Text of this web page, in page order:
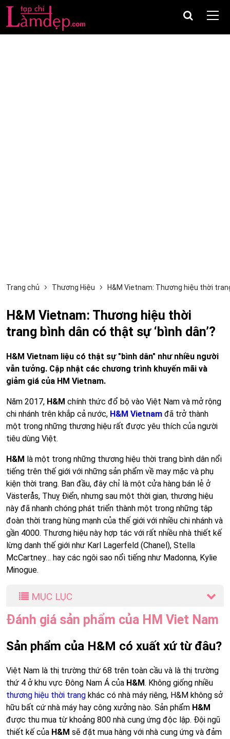
Trang chủ Thương Hiệu H&M Vietnam: Thương hiệu thời
H&M Vietnam: Thương hiệu thời
trang bình dân có thật sự ‘bình dân’?
H&M Vietnam liệu có thật sự "bình dân" như nhiều người
vẫn tưởng. Cập nhật các chương trình khuyến mãi và
giảm giá của HM Vietnam.
Năm 2017, H&M chính thức đổ bộ vào Việt Nam và mở rộng
chi nhánh trên khắp cả nước, H&M Vietnam đã trở thành
một trong những thương hiệu rất được yêu thích của người
tiêu dùng Việt.
H&M là một trong những thương hiệu thời trang bình dân nổi
tiếng trên thế giới với những sản phẩm về may mặc và phụ
kiện thời trang. Ban đầu, đây chỉ là một cửa hàng bán lẻ ở
Västerås, Thuỵ Điển, nhưng sau một thời gian, thương hiệu
này đã nhanh chóng phát triển thành một trong những tập
đoàn thời trang hùng mạnh của thế giới với nhiều chi nhánh và
gần 4000. Thương hiệu này hợp tác với rất nhiều nhà thiết kế
lừng danh thế giới như Karl Lagerfeld (Chanel), Stella
McCartney… hay các ngôi sao nổi tiếng như Madonna, Kylie
Minogue.
MỤC LỤC
Đánh giá sản phẩm của HM Viet Nam
Sản phẩm của H&M có xuất xứ từ đâu?
Việt Nam là thị trường thứ 68 trên toàn cầu và là thị trường
thứ 4 ở khu vực Đông Nam Á của H&M. Không giống nhiều
thương hiệu thời trang khác có nhà máy riêng, H&M không sở
hữu bất cứ nhà máy hay công xưởng nào. Sản phẩm H&M
được thu mua từ khoảng 800 nhà cung ứng độc lập. Đội ngũ
thiết kế của H&M sẽ đặt mua hàng với nhà cung ứng và đảm